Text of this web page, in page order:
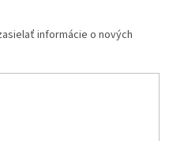
informácie o nových